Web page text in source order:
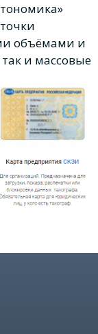
объёмами и
и массовые